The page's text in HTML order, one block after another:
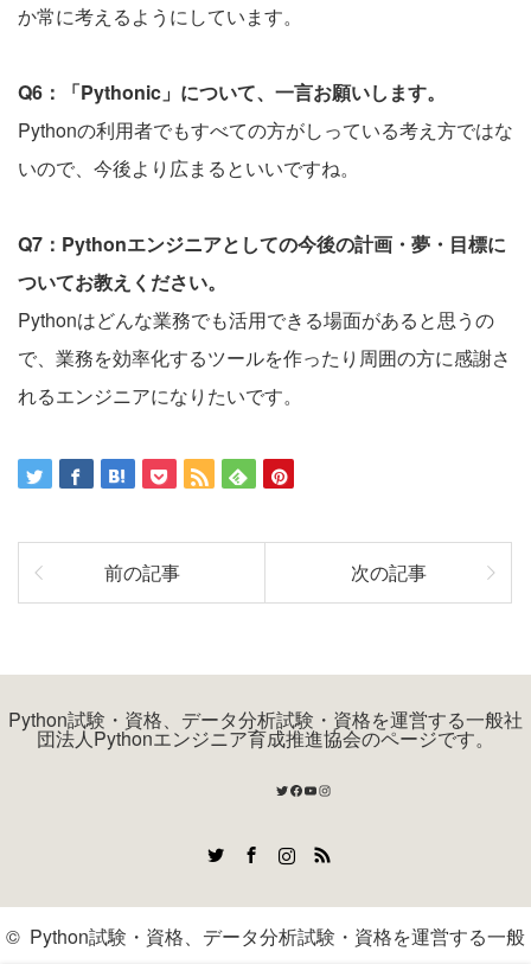
か常に考えるようにしています。
Q6：「Pythonic」について、一言お願いします。
Pythonの利用者でもすべての方がしっている考え方ではな
いので、今後より広まるといいですね。
Q7：Pythonエンジニアとしての今後の計画・夢・目標に
ついてお教えください。
Pythonはどんな業務でも活用できる場面があると思うの
で、業務を効率化するツールを作ったり周囲の方に感謝さ
れるエンジニアになりたいです。
前の記事 次の記事
Python試験・資格、データ分析試験・資格を運営する一般社
団法人Pythonエンジニア育成推進協会のページです。
Twitter
Facebook
YouTube
Instagram
RSS
© Python試験・資格、データ分析試験・資格を運営する一般